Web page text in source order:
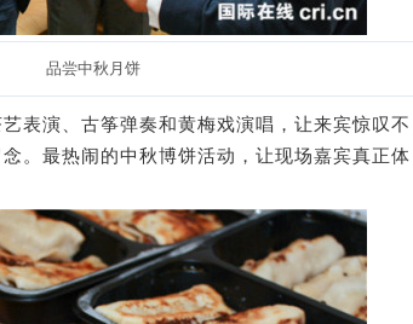
品尝中秋月饼
演、古筝弹奏和黄梅戏演唱，让来宾惊叹不
。最热闹的中秋博饼活动，让现场嘉宾真正体